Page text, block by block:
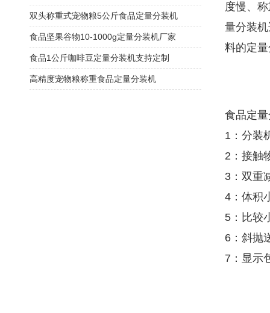
度慢、
量分装
料的定
食品定
1：分装
2：接触
3：双重
4：体积
5：比较
6：斜抛
7：显示
双头称重式宠物粮5公斤食品定量分装机
食品坚果谷物10-1000g定量分装机厂家
食品1公斤咖啡豆定量分装机支持定制
高精度宠物粮称重食品定量分装机